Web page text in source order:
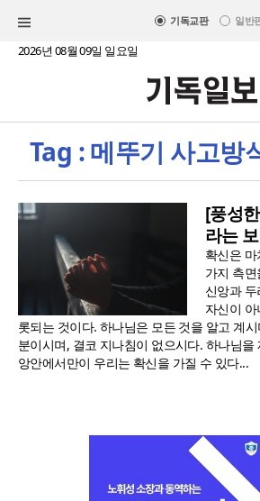
기독교판 일반
2026년 08월 09일 일요일
Tag : 메뚜기 사고방
[풍성
라는
확신은
가지 측
신앙과
자신이
롯되는 것이다. 하나님은 모든 것을 알고 계
분이시며, 결코 지나침이 없으시다. 하나님을
앙안에서만이 우리는 확신을 가질 수 있다...